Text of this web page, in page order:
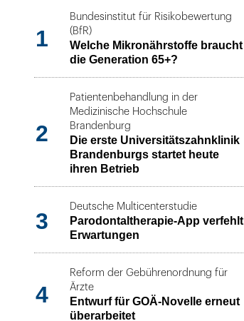
1
Bundesinstitut für Risikobewertung
(BfR)
Welche Mikronährstoffe braucht
die Generation 65+?
2
Patientenbehandlung in der
Medizinische Hochschule
Brandenburg
Die erste Universitätszahnklinik
Brandenburgs startet heute
ihren Betrieb
3
Deutsche Multicenterstudie
Parodontaltherapie-App verfehlt
Erwartungen
4
Reform der Gebührenordnung für
Ärzte
Entwurf für GOÄ-Novelle erneut
überarbeitet